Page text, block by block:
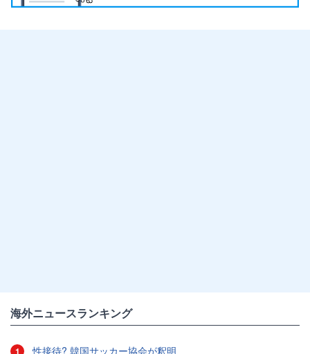
海外ニュースランキング
1 性接待? 韓国サッカー協会が釈明